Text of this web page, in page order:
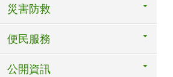
災害防救
便民服務
公開資訊